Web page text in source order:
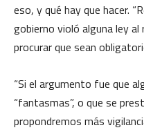
eso, y qué hay que hacer.
gobierno violó alguna ley
procurar que sean
“Si el argumento fue que
“fantasmas”, o que se
propondremos más